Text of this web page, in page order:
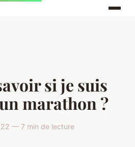
si je suis
marathon ?
— 7 min de lecture